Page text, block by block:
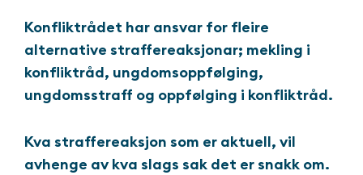
Konfliktrådet har ansvar for fleire
alternative straffereaksjonar; mekling i
konfliktråd, ungdomsoppfølging,
ungdomsstraff og oppfølging i konfliktråd.
Kva straffereaksjon som er aktuell, vil
avhenge av kva slags sak det er snakk om.